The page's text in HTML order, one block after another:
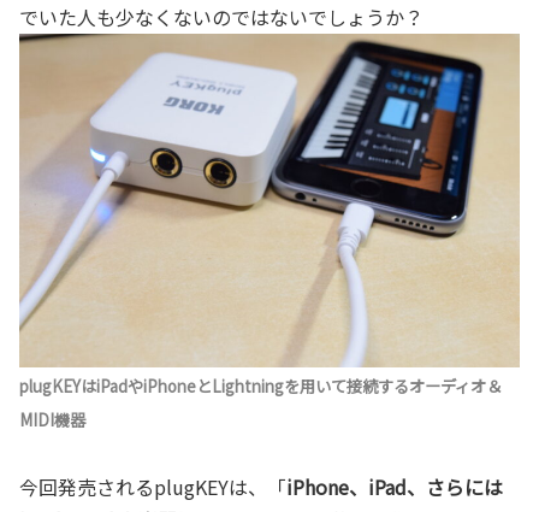
でいた人も少なくないのではないでしょうか？
plugKEYはiPadやiPhoneとLightningを用いて接続するオーディオ＆
MIDI機器
今回発売されるplugKEYは、「iPhone、iPad、さらには